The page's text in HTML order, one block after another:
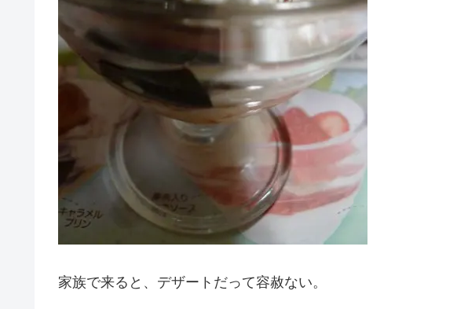
家族で来ると、デザートだって容赦ない。